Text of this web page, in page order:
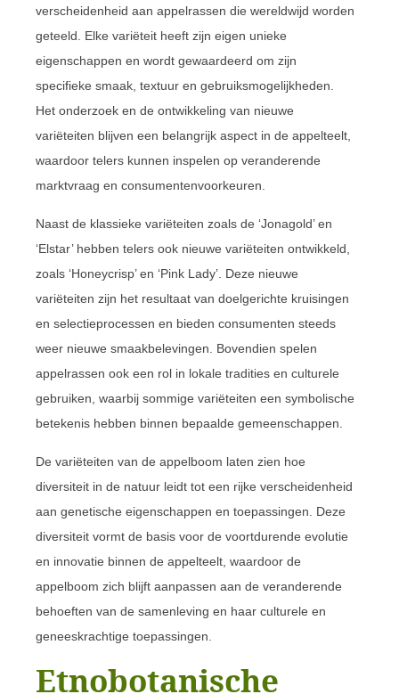
verscheidenheid aan appelrassen die wereldwijd worden
geteeld. Elke variëteit heeft zijn eigen unieke
eigenschappen en wordt gewaardeerd om zijn
specifieke smaak, textuur en gebruiksmogelijkheden.
Het onderzoek en de ontwikkeling van nieuwe
variëteiten blijven een belangrijk aspect in de appelteelt,
waardoor telers kunnen inspelen op veranderende
marktvraag en consumentenvoorkeuren.
Naast de klassieke variëteiten zoals de ‘Jonagold’ en
‘Elstar’ hebben telers ook nieuwe variëteiten ontwikkeld,
zoals ‘Honeycrisp’ en ‘Pink Lady’. Deze nieuwe
variëteiten zijn het resultaat van doelgerichte kruisingen
en selectieprocessen en bieden consumenten steeds
weer nieuwe smaakbelevingen. Bovendien spelen
appelrassen ook een rol in lokale tradities en culturele
gebruiken, waarbij sommige variëteiten een symbolische
betekenis hebben binnen bepaalde gemeenschappen.
De variëteiten van de appelboom laten zien hoe
diversiteit in de natuur leidt tot een rijke verscheidenheid
aan genetische eigenschappen en toepassingen. Deze
diversiteit vormt de basis voor de voortdurende evolutie
en innovatie binnen de appelteelt, waardoor de
appelboom zich blijft aanpassen aan de veranderende
behoeften van de samenleving en haar culturele en
geneeskrachtige toepassingen.
Etnobotanische